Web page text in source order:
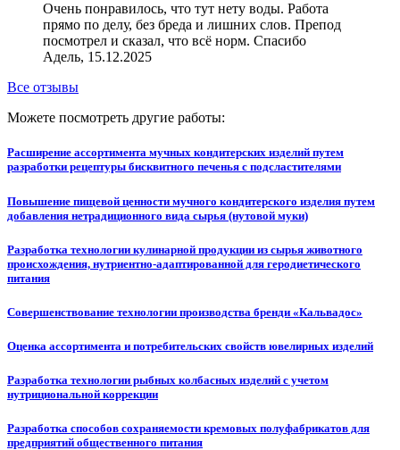
Очень понравилось, что тут нету воды. Работа
прямо по делу, без бреда и лишних слов. Препод
посмотрел и сказал, что всё норм. Спасибо
Адель, 15.12.2025
Все отзывы
Можете посмотреть другие работы:
Расширение ассортимента мучных кондитерских изделий путем
разработки рецептуры бисквитного печенья с подсластителями
Повышение пищевой ценности мучного кондитерского изделия путем
добавления нетрадиционного вида сырья (нутовой муки)
Разработка технологии кулинарной продукции из сырья животного
происхождения, нутриентно-адаптированной для геродиетического
питания
Совершенствование технологии производства бренди «Кальвадос»
Оценка ассортимента и потребительских свойств ювелирных изделий
Разработка технологии рыбных колбасных изделий с учетом
нутрициональной коррекции
Разработка способов сохраняемости кремовых полуфабрикатов для
предприятий общественного питания